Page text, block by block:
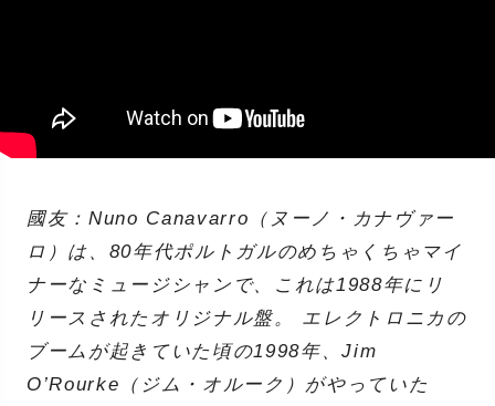
國友：Nuno Canavarro（ヌーノ・カナヴァー
ロ）は、80年代ポルトガルのめちゃくちゃマイ
ナーなミュージシャンで、これは1988年にリ
リースされたオリジナル盤。 エレクトロニカの
ブームが起きていた頃の1998年、Jim
O’Rourke（ジム・オルーク）がやっていた